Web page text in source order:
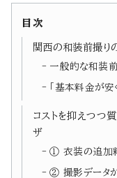
目次
関西の和装前撮り
一般的な和装
「基本料金が
コストを抑えつつ
ザ
① 衣装の追加料
② 撮影データが